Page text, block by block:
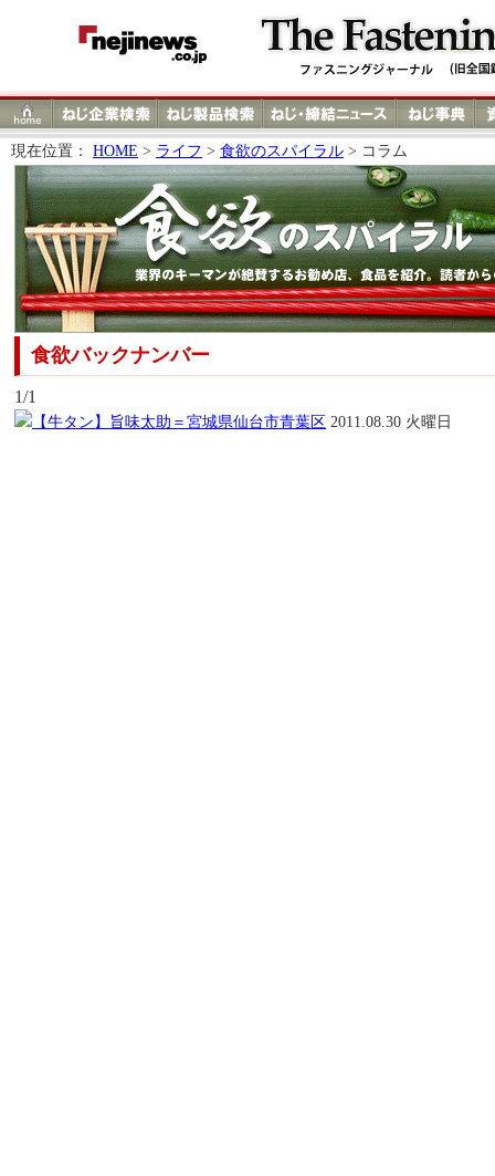
現在位置： HOME > ライフ > 食欲のスパイラル > コラム
食欲バックナンバー
1/1
【牛タン】旨味太助＝宮城県仙台市青葉区 2011.08.30 火曜日